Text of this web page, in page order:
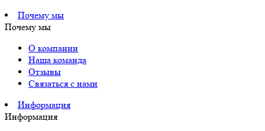
Почему мы
Почему мы
О компании
Наша команда
Отзывы
Связаться с нами
Информация
Информация